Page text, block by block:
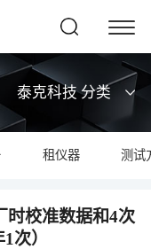
泰克科技 分类
租仪器 测试
时校准数据和4次
次）